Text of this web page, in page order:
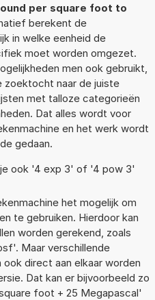
per square foot to
berekent de
in welke eenheid de
moet worden omgezet.
men ook gebruikt,
naar de juiste
met talloze categorieën
Dat alles wordt voor
en het werk wordt
gedaan.
ook '4 exp 3' of '4 pow 3'
het mogelijk om
te gebruiken. Hierdoor kan
worden gerekend, zoals
Maar verschillende
direct aan elkaar worden
Dat kan er bijvoorbeeld zo
foot + 25 Megapascal'